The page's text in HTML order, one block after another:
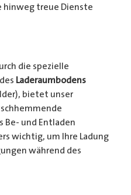
hinweg treue Dienste
die spezielle
Laderaumbodens
bietet unser
Be- und Entladen
wichtig, um Ihre Ladung
während des